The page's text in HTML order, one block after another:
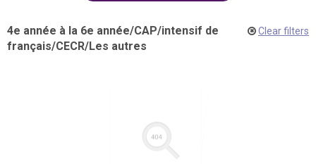
4e année à la 6e année/CAP/intensif de
français/CECR/Les autres
Clear filters